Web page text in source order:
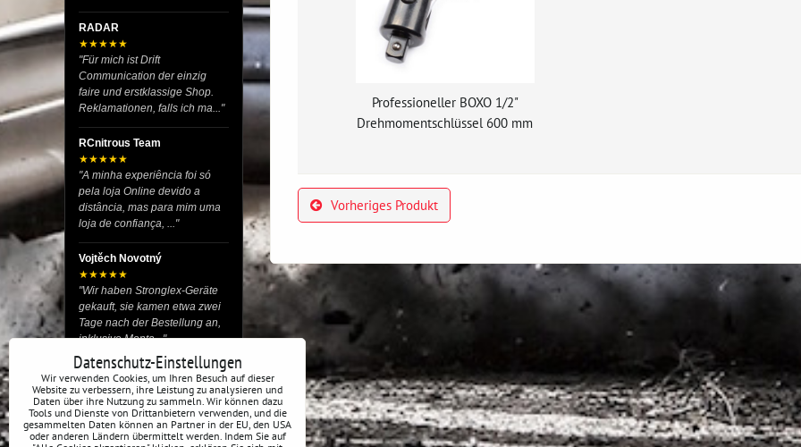
Professioneller BOXO 1/2"
Drehmomentschlüssel 600 mm
Vorheriges Produkt
RADAR
★★★★★
"Für mich ist Drift
Communication der einzig
faire und erstklassige Shop.
Reklamationen, falls ich ma..."
RCnitrous Team
★★★★★
"A minha experiência foi só
pela loja Online devido a
distância, mas para mim uma
loja de confiança, ..."
Vojtěch Novotný
★★★★★
"Wir haben Stronglex-Geräte
gekauft, sie kamen etwa zwei
Tage nach der Bestellung an,
inklusive Monta..."
josef helmich
★★★★★
"Hier gibt es viele Dinge, die
du für dein Drift-Auto
verwenden kannst, egal ob
Datenschutz-Einstellungen
Wir verwenden Cookies, um Ihren Besuch auf dieser
Website zu verbessern, ihre Leistung zu analysieren und
Daten über ihre Nutzung zu sammeln. Wir können dazu
Tools und Dienste von Drittanbietern verwenden, und die
gesammelten Daten können an Partner in der EU, den USA
oder anderen Ländern übermittelt werden. Indem Sie auf